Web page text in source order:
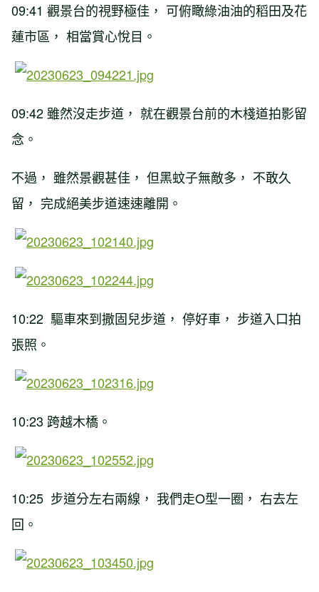
09:41 觀景台的視野極佳， 可俯瞰綠油油的稻田及花
蓮市區， 相當賞心悅目。
09:42 雖然沒走步道， 就在觀景台前的木棧道拍影留
念。
不過， 雖然景觀甚佳， 但黑蚊子無敵多， 不敢久
留， 完成絕美步道速速離開。
10:22 驅車來到撒固兒步道， 停好車， 步道入口拍
張照。
10:23 跨越木橋。
10:25 步道分左右兩線， 我們走O型一圈， 右去左
回。